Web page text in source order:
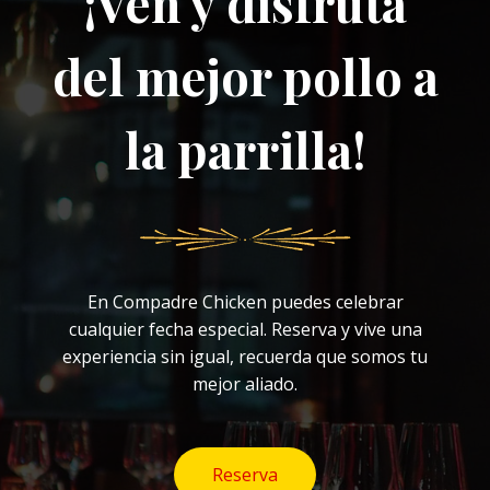
del mejor pollo a
la parrilla!
En Compadre Chicken puedes celebrar
cualquier fecha especial. Reserva y vive una
experiencia sin igual, recuerda que somos tu
mejor aliado.
Reserva